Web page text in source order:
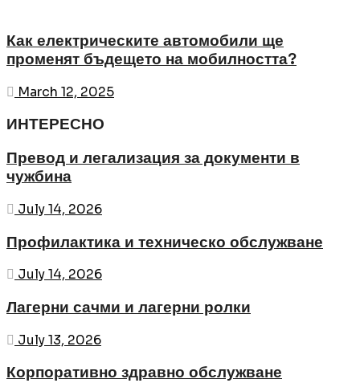
Как електрическите автомобили ще
променят бъдещето на мобилността?
March 12, 2025
ИНТЕРЕСНО
Превод и легализация за документи в
чужбина
July 14, 2026
Профилактика и техническо обслужване
July 14, 2026
Лагерни сачми и лагерни ролки
July 13, 2026
Корпоративно здравно обслужване